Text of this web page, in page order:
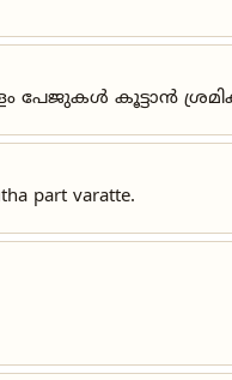
കൂട്ടാൻ
part varatte.